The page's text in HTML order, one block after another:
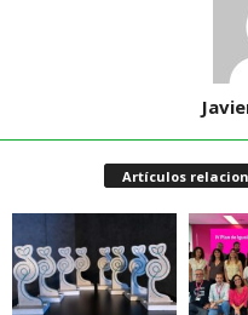
Artículos